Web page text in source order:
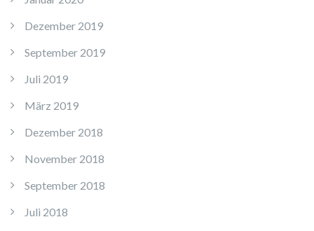
Dezember 2019
September 2019
Juli 2019
März 2019
Dezember 2018
November 2018
September 2018
Juli 2018